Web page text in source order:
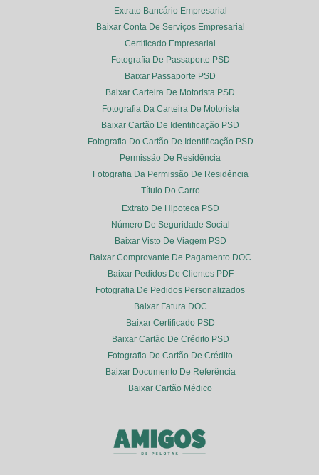
Extrato Bancário Empresarial
Baixar Conta De Serviços Empresarial
Certificado Empresarial
Fotografia De Passaporte PSD
Baixar Passaporte PSD
Baixar Carteira De Motorista PSD
Fotografia Da Carteira De Motorista
Baixar Cartão De Identificação PSD
Fotografia Do Cartão De Identificação PSD
Permissão De Residência
Fotografia Da Permissão De Residência
Título Do Carro
Extrato De Hipoteca PSD
Número De Seguridade Social
Baixar Visto De Viagem PSD
Baixar Comprovante De Pagamento DOC
Baixar Pedidos De Clientes PDF
Fotografia De Pedidos Personalizados
Baixar Fatura DOC
Baixar Certificado PSD
Baixar Cartão De Crédito PSD
Fotografia Do Cartão De Crédito
Baixar Documento De Referência
Baixar Cartão Médico